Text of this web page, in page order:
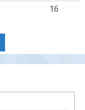
16